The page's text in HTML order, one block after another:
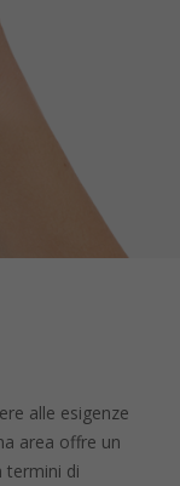
alle esigenze
area offre un
termini di